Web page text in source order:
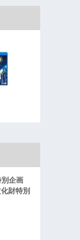
別企画
財特別